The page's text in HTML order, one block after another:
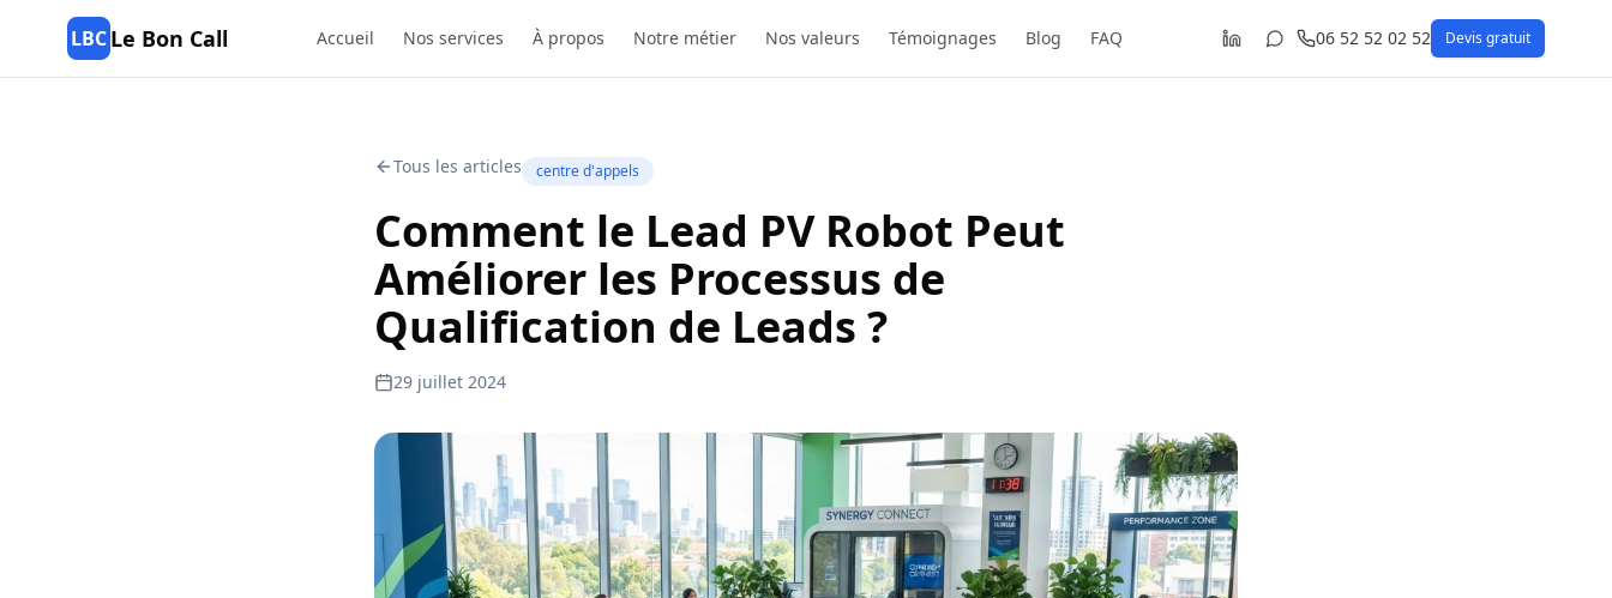
LBCLe Bon Call Accueil Nos services À propos Notre métier Nos valeurs Témoignages Blog FAQ 06 52 52 02 52 Devis gratuit
Tous les articles centre d'appels
Comment le Lead PV Robot Peut
Améliorer les Processus de
Qualification de Leads ?
29 juillet 2024